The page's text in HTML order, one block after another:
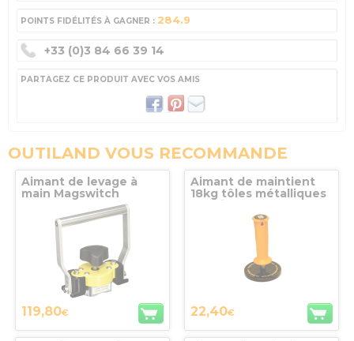
POINTS FIDÉLITÉS À GAGNER : 284.9
+33 (0)3 84 66 39 14
PARTAGEZ CE PRODUIT AVEC VOS AMIS
OUTILAND VOUS RECOMMANDE
Aimant de levage à
main Magswitch
119,80€
Aimant de maintient
18kg tôles métalliques
22,40€